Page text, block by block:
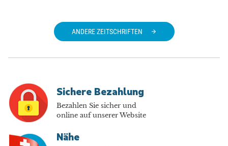
ANDERE ZEITSCHRIFTEN
Sichere Bezahlung
Bezahlen Sie sicher und
online auf unserer Website
Nähe